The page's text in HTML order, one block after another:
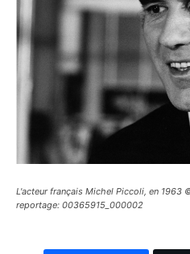
L'acteur français Michel Piccoli, en 1963
reportage: 00365915_000002